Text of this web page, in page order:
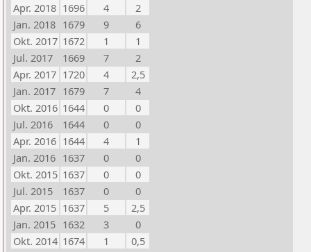
Apr. 2018 1696 4
2
Jan. 2018 1679 9
6
Okt. 2017 1672 1
1
Jul. 2017
1669 7
2
Apr. 2017 1720 4
2,5
Jan. 2017 1679 7
4
Okt. 2016 1644 0
0
Jul. 2016
1644 0
0
Apr. 2016 1644 4
1
Jan. 2016 1637 0
0
Okt. 2015 1637 0
0
Jul. 2015
1637 0
0
Apr. 2015 1637 5
2,5
Jan. 2015 1632 3
0
Okt. 2014 1674 1
0,5